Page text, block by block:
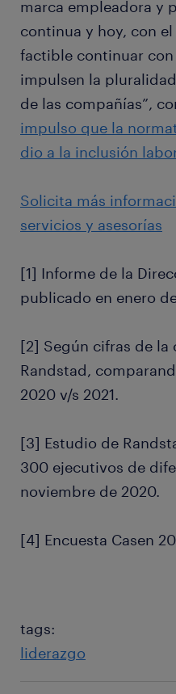
marca empleadora y
continua y hoy, con
factible continuar
impulsen la
de las compañías”,
impulso que la
dio a la inclusión
Solicita más
servicios y asesorías
[1] Informe de la
publicado en enero
[2] Según cifras de la
Randstad,
2020 v/s 2021.
[3] Estudio de
300 ejecutivos de
noviembre de 2020.
[4] Encuesta Casen
tags:
liderazgo